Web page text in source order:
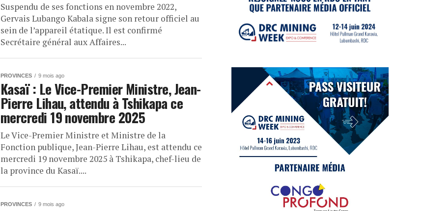
Suspendu de ses fonctions en novembre 2022,
Gervais Lubango Kabala signe son retour officiel au
sein de l’appareil étatique. Il est confirmé
Secrétaire général aux Affaires...
PROVINCES 9 mois ago
Kasaï : Le Vice-Premier Ministre, Jean-
Pierre Lihau, attendu à Tshikapa ce
mercredi 19 novembre 2025
Le Vice-Premier Ministre et Ministre de la
Fonction publique, Jean-Pierre Lihau, est attendu ce
mercredi 19 novembre 2025 à Tshikapa, chef-lieu de
la province du Kasaï....
PROVINCES 9 mois ago